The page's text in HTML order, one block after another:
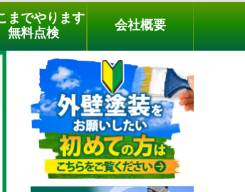
[9時～18時まで受付中]
1505
までやります
無料点検
会社概要